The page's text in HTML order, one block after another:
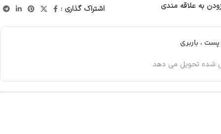
به علاقه مندی اشتراک گذاری :
، باربری
شده تحویل می دهد